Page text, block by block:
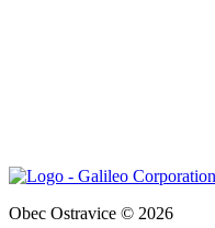
Obec Ostravice © 2026